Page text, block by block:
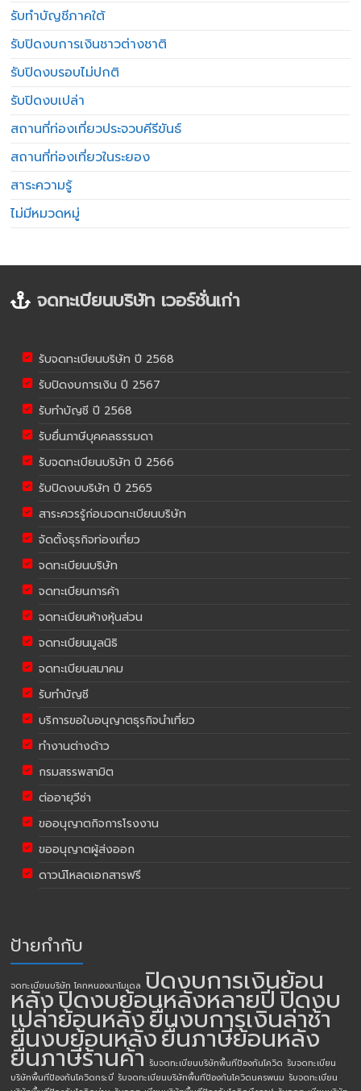
รับทำบัญชีภาคใต้
รับปิดงบการเงินชาวต่างชาติ
รับปิดงบรอบไม่ปกติ
รับปิดงบเปล่า
สถานที่ท่องเที่ยวประจวบคีรีขันธ์
สถานที่ท่องเที่ยวในระยอง
สาระความรู้
ไม่มีหมวดหมู่
จดทะเบียนบริษัท เวอร์ชั่นเก่า
รับจดทะเบียนบริษัท ปี 2568
รับปิดงบการเงิน ปี 2567
รับทำบัญชี ปี 2568
รับยื่นภาษีบุคคลธรรมดา
รับจดทะเบียนบริษัท ปี 2566
รับปิดงบบริษัท ปี 2565
สาระควรรู้ก่อนจดทะเบียนบริษัท
จัดตั้งธุรกิจท่องเที่ยว
จดทะเบียนบริษัท
จดทะเบียนการค้า
จดทะเบียนห้างหุ้นส่วน
จดทะเบียนมูลนิธิ
จดทะเบียนสมาคม
รับทำบัญชี
บริการขอใบอนุญาตธุรกิจนำเที่ยว
ทำงานต่างด้าว
กรมสรรพสามิต
ต่ออายุวีซ่า
ขออนุญาตกิจการโรงงาน
ขออนุญาตผู้ส่งออก
ดาวน์โหลดเอกสารฟรี
ป้ายกำกับ
จดทะเบียนบริษัท โคกหนองนาโมเดล ปิดงบการเงินย้อน
หลังปิดงบย้อนหลังหลายปีปิดงบ
เปล่าย้อนหลังยื่นงบการเงินล่าช้า
ยื่นงบย้อนหลังยื่นภาษีย้อนหลัง
ยื่นภาษีร้านค้า รับจดทะเบียนบริษัทพื้นทีป้องกันโควิด รับจดทะเบียน
บริษัทพื้นทีป้องกันโควิดกระบี่ รับจดทะเบียนบริษัทพื้นทีป้องกันโควิดนครพนม รับจดทะเบียน